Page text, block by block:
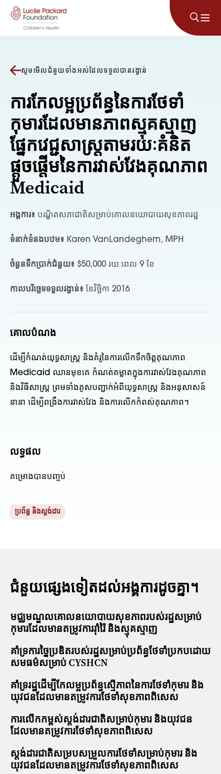
រំលងទៅមាតិកា
សូមមើលជំនួយទាំងអស់ដែលទទួលបានរង្វាន់
ការកែលម្អប្រព័ន្ធនៃការថែទាំ
កុមារដែលមានភាពស្មុគស្មាញ
ផ្នែកវេជ្ជសាស្រ្តតាមរយៈគំនិត
ផ្តួចផ្តើមនៃការវាស់វែងគុណភាព
Medicaid
អង្គការ៖ បណ្ឌិតសភាជាតិសម្រាប់គោលនយោបាយសុខភាពរដ្ឋ
ទំនាក់ទំនងបឋម៖ Karen VanLandeghem, MPH
ចំនួនទឹកប្រាក់ជំនួយ៖ $50,000 រយៈពេល 9 ខែ
កាលបរិច្ឆេទទទួលរង្វាន់៖ ខែវិច្ឆិកា 2016
គោលបំណង
ដើម្បីកំណត់យុទ្ធសាស្ត្រ និងគំរូនៃការលើកទឹកចិត្តគុណភាព
Medicaid ឈានមុខគេ កំណត់គម្លាតក្នុងការវាស់វែងគុណភាព
និងវិធីសាស្រ្ត ព្រមទាំងគូសបញ្ជាក់អំពីយុទ្ធសាស្ត្រ និងអនុសាសន៍
នានា ដើម្បីពង្រឹងការវាស់វែង និងការលើកកំពស់គុណភាព។
លទ្ធផល
គម្រោងបានបញ្ចប់
ប្រព័ន្ធ និងស្តង់ដារ
ជំនួយផ្សេងទៀតដល់អង្គការដូចគ្នា។
មជ្ឈមណ្ឌលគោលនយោបាយសុខភាពរបស់រដ្ឋសម្រាប់
កុមារដែលមានតម្រូវការរ៉ាំរ៉ៃ និងស្មុគស្មាញ
គាំទ្រការច្នៃប្រឌិតរបស់រដ្ឋសម្រាប់ប្រព័ន្ធថែទាំប្រកបដោយ
សមធម៌សម្រាប់ CYSHCN
គាំទ្ររដ្ឋដើម្បីកែលម្អប្រព័ន្ធស្មើភាពនៃការថែទាំកុមារ និង
យុវជនដែលមានតម្រូវការថែទាំសុខភាពពិសេស
ការលើកកម្ពស់ស្តង់ដារជាតិសម្រាប់កុមារ និងយុវជន
ដែលមានតម្រូវការថែទាំសុខភាពពិសេស
ស្តង់ដារជាតិសម្របសម្រួលការថែទាំសម្រាប់កុមារ និង
យុវជនដែលមានតម្រូវការថែទាំសុខភាពពិសេស